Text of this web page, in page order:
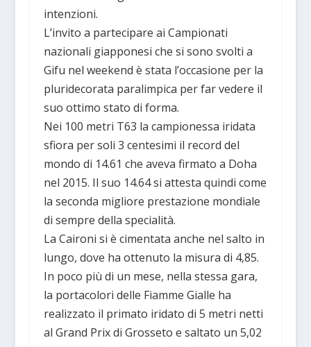
intenzioni.
L’invito a partecipare ai Campionati
nazionali giapponesi che si sono svolti a
Gifu nel weekend è stata l’occasione per la
pluridecorata paralimpica per far vedere il
suo ottimo stato di forma.
Nei 100 metri T63 la campionessa iridata
sfiora per soli 3 centesimi il record del
mondo di 14.61 che aveva firmato a Doha
nel 2015. Il suo 14.64 si attesta quindi come
la seconda migliore prestazione mondiale
di sempre della specialità.
La Caironi si è cimentata anche nel salto in
lungo, dove ha ottenuto la misura di 4,85.
In poco più di un mese, nella stessa gara,
la portacolori delle Fiamme Gialle ha
realizzato il primato iridato di 5 metri netti
al Grand Prix di Grosseto e saltato un 5,02